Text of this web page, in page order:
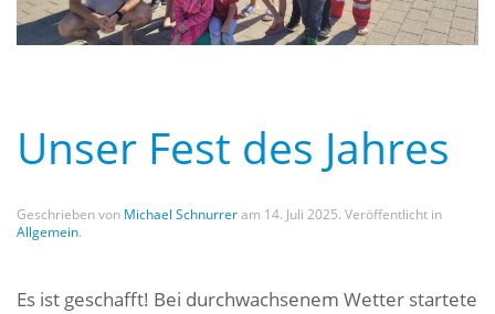
Unser Fest des Jahres
Geschrieben von Michael Schnurreram 14. Juli 2025. Veröffentlicht in
Allgemein.
Es ist geschafft! Bei durchwachsenem Wetter startete